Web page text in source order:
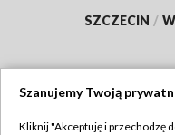
SZCZECIN /
Szanujemy Twoją
Kliknij "Akceptuję i przechodzę